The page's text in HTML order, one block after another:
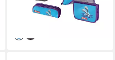
lieferbar - in 3-4 Werktagen bei dir